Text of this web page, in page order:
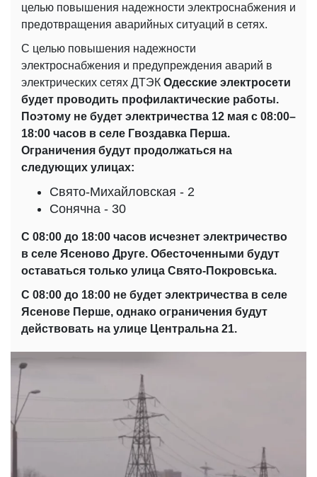
целью повышения надежности электроснабжения и
предотвращения аварийных ситуаций в сетях.
С целью повышения надежности
электроснабжения и предупреждения аварий в
электрических сетях ДТЭК Одесские электросети
будет проводить профилактические работы.
Поэтому не будет электричества 12 мая с 08:00–
18:00 часов в селе Гвоздавка Перша.
Ограничения будут продолжаться на
следующих улицах:
Свято-Михайловская - 2
Сонячна - 30
С 08:00 до 18:00 часов исчезнет электричество
в селе Ясеново Друге. Обесточенными будут
оставаться только улица Свято-Покровська.
С 08:00 до 18:00 не будет электричества в селе
Ясенове Перше, однако ограничения будут
действовать на улице Центральна 21.